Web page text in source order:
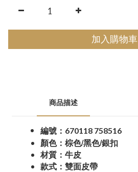
加入購物車
商品描述
編號： 670118 758516
顏色：棕色/黑色/銀扣
材質：牛皮
款式：雙面皮帶